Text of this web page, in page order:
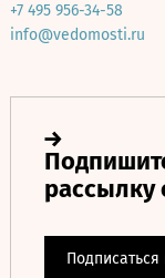
+7 495 956-34-58
info@vedomosti.ru